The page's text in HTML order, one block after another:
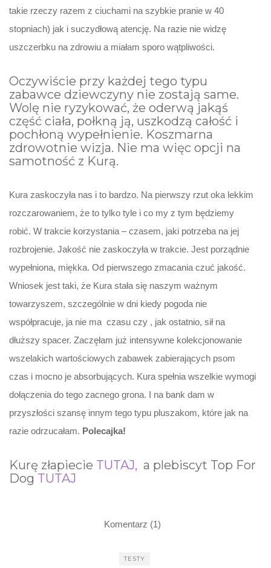
takie rzeczy razem z ciuchami na szybkie pranie w 40
stopniach) jak i suczydłową atencję. Na razie nie widzę
uszczerbku na zdrowiu a miałam sporo wątpliwości.
Oczywiście przy każdej tego typu
zabawce dziewczyny nie zostają same.
Wolę nie ryzykować, że oderwą jakąś
część ciała, połkną ją, uszkodzą całość i
pochłoną wypełnienie. Koszmarna
zdrowotnie wizja. Nie ma więc opcji na
samotność z Kurą.
Kura zaskoczyła nas i to bardzo. Na pierwszy rzut oka lekkim
rozczarowaniem, że to tylko tyle i co my z tym będziemy
robić. W trakcie korzystania – czasem, jaki potrzeba na jej
rozbrojenie. Jakość nie zaskoczyła w trakcie. Jest porządnie
wypełniona, miękka. Od pierwszego zmacania czuć jakość.
Wniosek jest taki, że Kura stała się naszym ważnym
towarzyszem, szczególnie w dni kiedy pogoda nie
współpracuje, ja nie ma czasu czy , jak ostatnio, sił na
dłuższy spacer. Zaczęłam już intensywne kolekcjonowanie
wszelakich wartościowych zabawek zabierających psom
czas i mocno je absorbujących. Kura spełnia wszelkie wymogi
dołączenia do tego zacnego grona. I na bank dam w
przyszłości szansę innym tego typu pluszakom, które jak na
razie odrzucałam. Polecajka!
Kurę złapiecie TUTAJ, a plebiscyt Top For
Dog TUTAJ
Komentarz (1)
TESTY